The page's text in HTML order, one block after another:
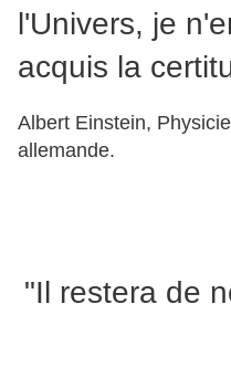
l'Univers, je
acquis la
Albert Einstein,
allemande.
"Il restera de